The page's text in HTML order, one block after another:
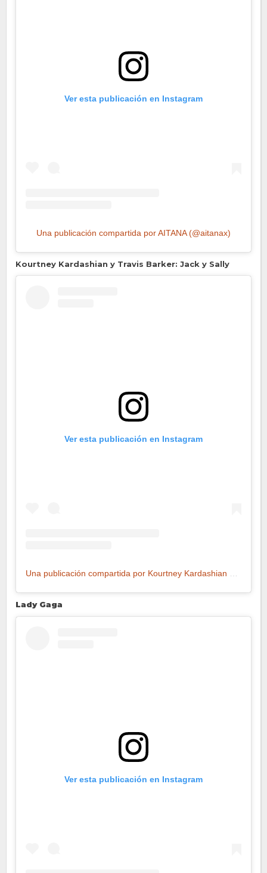
Ver esta publicación en Instagram
Una publicación compartida por AITANA (@aitanax)
Kourtney Kardashian y Travis Barker: Jack y Sally
Ver esta publicación en Instagram
Lady Gaga
Ver esta publicación en Instagram